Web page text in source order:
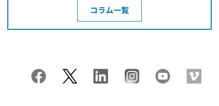
コラム一覧